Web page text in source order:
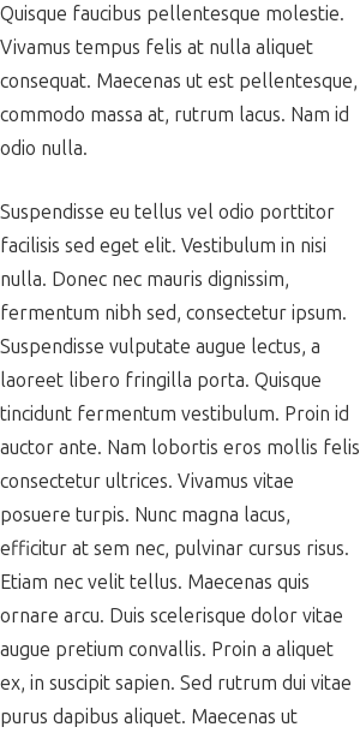
Quisque faucibus pellentesque molestie.
Vivamus tempus felis at nulla aliquet
consequat. Maecenas ut est pellentesque,
commodo massa at, rutrum lacus. Nam id
odio nulla.
Suspendisse eu tellus vel odio porttitor
facilisis sed eget elit. Vestibulum in nisi
nulla. Donec nec mauris dignissim,
fermentum nibh sed, consectetur ipsum.
Suspendisse vulputate augue lectus, a
laoreet libero fringilla porta. Quisque
tincidunt fermentum vestibulum. Proin id
auctor ante. Nam lobortis eros mollis felis
consectetur ultrices. Vivamus vitae
posuere turpis. Nunc magna lacus,
efficitur at sem nec, pulvinar cursus risus.
Etiam nec velit tellus. Maecenas quis
ornare arcu. Duis scelerisque dolor vitae
augue pretium convallis. Proin a aliquet
ex, in suscipit sapien. Sed rutrum dui vitae
purus dapibus aliquet. Maecenas ut